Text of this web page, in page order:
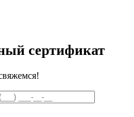
сертификат